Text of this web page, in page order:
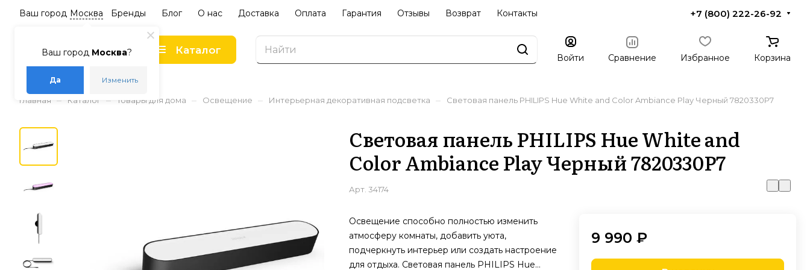
Ваш город Москва?
Да Изменить
Ваш город Москва Бренды Блог О нас Доставка Оплата Гарантия Отзывы Возврат Контакты +7 (800) 222-26-92
Каталог
Войти Сравнение Избранное Корзина
Главная – Каталог – Товары для дома – Освещение – Интерьерная декоративная подсветка – Световая панель PHILIPS Hue White and Color Ambiance Play Черный 7820330P7
Световая панель PHILIPS Hue White and
Color Ambiance Play Черный 7820330P7
Арт. 34174
Освещение способно полностью изменить
атмосферу комнаты, добавить уюта,
подчеркнуть интерьер или создать настроение
для отдыха. Световая панель PHILIPS Hue
9 990 ₽